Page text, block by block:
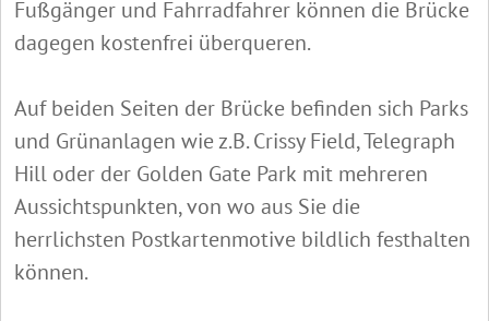
Fußgänger und Fahrradfahrer können die Brücke
dagegen kostenfrei überqueren.
Auf beiden Seiten der Brücke befinden sich Parks
und Grünanlagen wie z.B. Crissy Field, Telegraph
Hill oder der Golden Gate Park mit mehreren
Aussichtspunkten, von wo aus Sie die
herrlichsten Postkartenmotive bildlich festhalten
können.